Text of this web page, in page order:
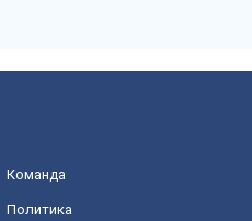
Команда
Политика